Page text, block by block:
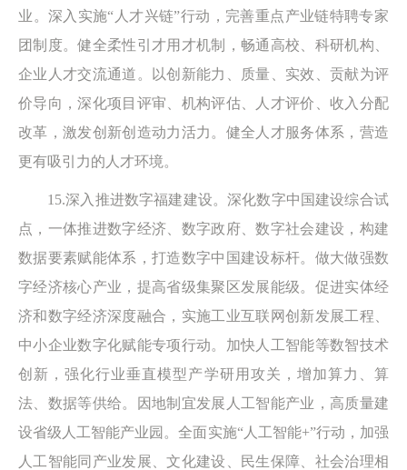
业。深入实施“人才兴链”行动，完善重点产业链特聘专家
团制度。健全柔性引才用才机制，畅通高校、科研机构、
企业人才交流通道。以创新能力、质量、实效、贡献为评
价导向，深化项目评审、机构评估、人才评价、收入分配
改革，激发创新创造动力活力。健全人才服务体系，营造
更有吸引力的人才环境。
15.深入推进数字福建建设。深化数字中国建设综合试
点，一体推进数字经济、数字政府、数字社会建设，构建
数据要素赋能体系，打造数字中国建设标杆。做大做强数
字经济核心产业，提高省级集聚区发展能级。促进实体经
济和数字经济深度融合，实施工业互联网创新发展工程、
中小企业数字化赋能专项行动。加快人工智能等数智技术
创新，强化行业垂直模型产学研用攻关，增加算力、算
法、数据等供给。因地制宜发展人工智能产业，高质量建
设省级人工智能产业园。全面实施“人工智能+”行动，加强
人工智能同产业发展、文化建设、民生保障、社会治理相